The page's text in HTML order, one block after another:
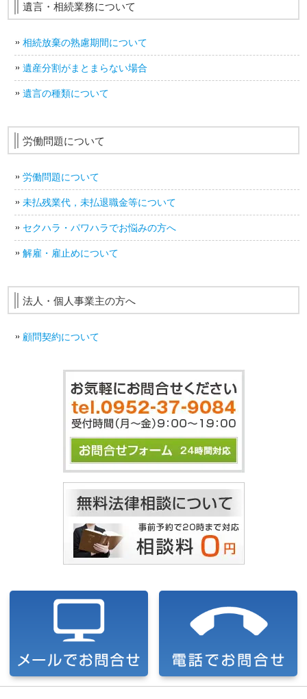
遺言・相続業務について
相続放棄の熟慮期間について
遺産分割がまとまらない場合
遺言の種類について
労働問題について
労働問題について
未払残業代，未払退職金等について
セクハラ・パワハラでお悩みの方へ
解雇・雇止めについて
法人・個人事業主の方へ
顧問契約について